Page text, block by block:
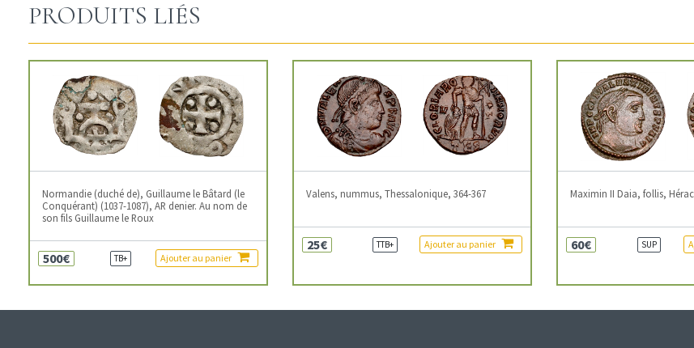
PRODUITS LIÉS
Normandie (duché de), Guillaume le Bâtard (le
Conquérant) (1037-1087), AR denier. Au nom de
son fils Guillaume le Roux
500€ TB+ Ajouter au panier
Valens, nummus, Thessalonique, 364-367
25€ TTB+ Ajouter au panier
Maximin II Daia, follis,
60€ SUP